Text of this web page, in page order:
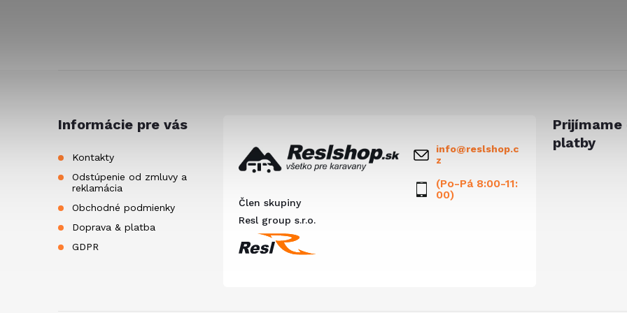
Informácie pre vás
Kontakty
Odstúpenie od zmluvy a
reklamácia
Obchodné podmienky
Doprava & platba
GDPR
Člen skupiny
Resl group s.r.o.
info@reslshop.c
z
(Po-Pá 8:00-11:
00)
Prijímame
platby